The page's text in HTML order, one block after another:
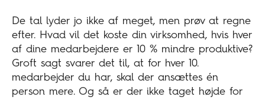
De tal lyder jo ikke af meget, men prøv at regne
efter. Hvad vil det koste din virksomhed, hvis hver
af dine medarbejdere er 10 % mindre produktive?
Groft sagt svarer det til, at for hver 10.
medarbejder du har, skal der ansættes én
person mere. Og så er der ikke taget højde for